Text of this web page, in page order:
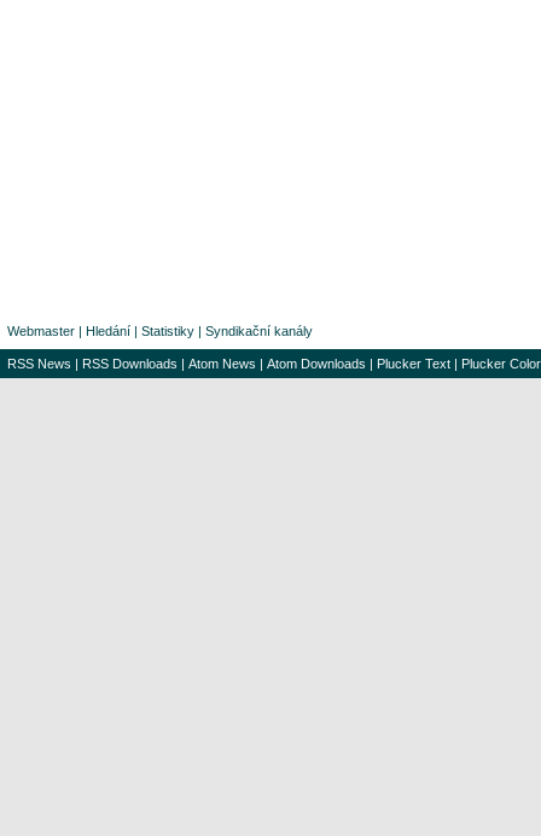
Webmaster | Hledání | Statistiky | Syndikační kanály
RSS News | RSS Downloads | Atom News | Atom Downloads | Plucker Text | Plucker Color